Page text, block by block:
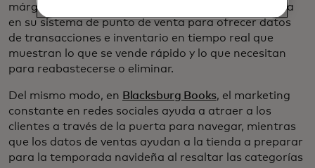
márgenes muy estrechos, por lo que la tienda confía
en su sistema de punto de venta para ofrecer datos
de transacciones e inventario en tiempo real que
muestran lo que se vende rápido y lo que necesitan
para reabastecerse o eliminar.
Del mismo modo, en Blacksburg Books, el marketing
constante en redes sociales ayuda a atraer a los
clientes a través de la puerta para navegar, mientras
que los datos de ventas ayudan a la tienda a preparar
para la temporada navideña al resaltar las categorías